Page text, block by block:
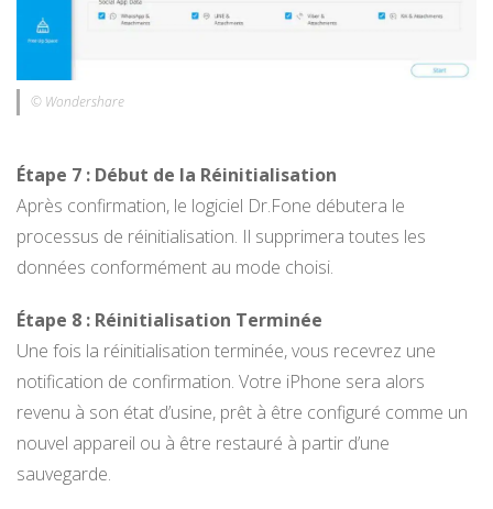
© Wondershare
Étape 7 : Début de la Réinitialisation
Après confirmation, le logiciel Dr.Fone débutera le
processus de réinitialisation. Il supprimera toutes les
données conformément au mode choisi.
Étape 8 : Réinitialisation Terminée
Une fois la réinitialisation terminée, vous recevrez une
notification de confirmation. Votre iPhone sera alors
revenu à son état d’usine, prêt à être configuré comme un
nouvel appareil ou à être restauré à partir d’une
sauvegarde.